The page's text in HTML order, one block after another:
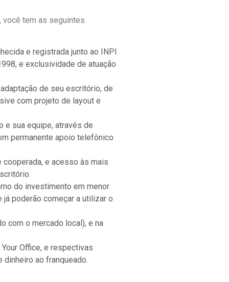
você tem as seguintes
e registrada junto ao INPI
e exclusividade de atuação
de seu escritório, de
com projeto de layout e
e sua equipe, através de
permanente apoio telefônico
e acesso às mais
do investimento em menor
poderão começar a utilizar o
com o mercado local), e na
Office, e respectivas
ao franqueado.